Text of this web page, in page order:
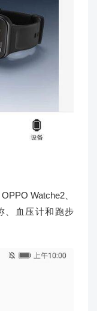
Watche2、
、血压计和跑步